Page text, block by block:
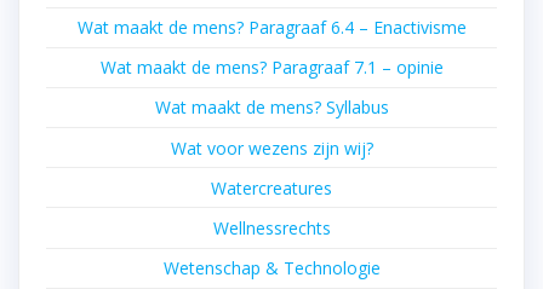
Wat maakt de mens? Paragraaf 6.4 – Enactivisme
Wat maakt de mens? Paragraaf 7.1 – opinie
Wat maakt de mens? Syllabus
Wat voor wezens zijn wij?
Watercreatures
Wellnessrechts
Wetenschap & Technologie